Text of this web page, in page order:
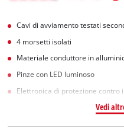
Cavi di avviamento testati
4 morsetti isolati
Materiale conduttore in
Pinze con LED luminoso
Elettronica di protezione contro
Vedi